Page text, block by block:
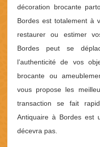
décoration brocante
Bordes est totalement à
restaurer ou estimer
Bordes peut se
l’authenticité de vos
brocante ou
vous propose les
transaction se fait
Antiquaire à Bordes est
décevra pas.